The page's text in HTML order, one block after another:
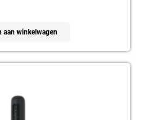
aan winkelwagen